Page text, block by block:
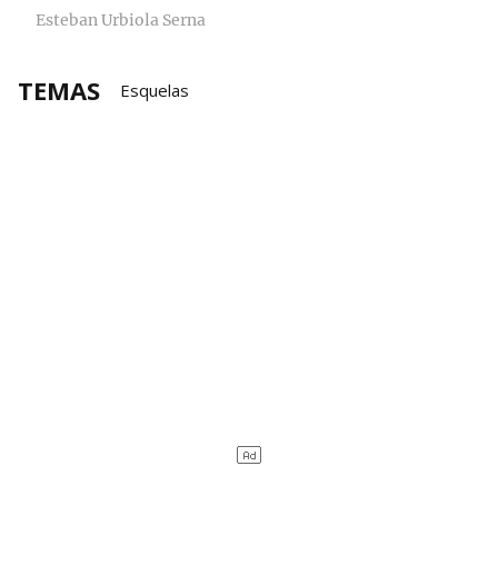
Esteban Urbiola Serna
TEMAS Esquelas